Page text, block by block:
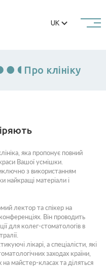
UK
Про клініку
яка пропонує повний
Вашої усмішки.
з використанням
найкращі матеріали і
лектор та спікер на
Він проводить
для колег-стоматологів в
лікарі, а спеціалісти, які
заходах країни,
майстер-класах та діляться